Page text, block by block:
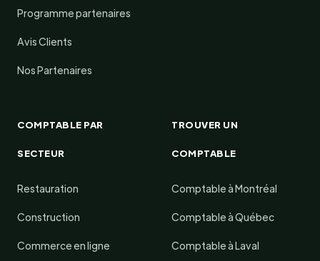
Programme partenaires
Avis Clients
Nos Partenaires
COMPTABLE PAR
SECTEUR
Restauration
Construction
Commerce en ligne
TROUVER UN
COMPTABLE
Comptable à Montréal
Comptable à Québec
Comptable à Laval